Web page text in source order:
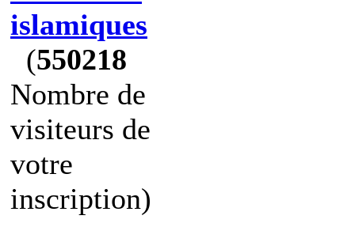
islamiques
(550218
Nombre de
visiteurs de
votre
inscription)